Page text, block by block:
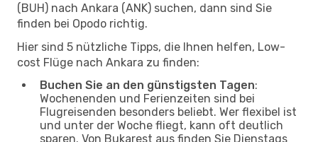
(BUH) nach Ankara (ANK) suchen, dann sind Sie
finden bei Opodo richtig.
Hier sind 5 nützliche Tipps, die Ihnen helfen, Low-
cost Flüge nach Ankara zu finden:
Buchen Sie an den günstigsten Tagen:
Wochenenden und Ferienzeiten sind bei
Flugreisenden besonders beliebt. Wer flexibel ist
und unter der Woche fliegt, kann oft deutlich
sparen. Von Bukarest aus finden Sie Dienstags